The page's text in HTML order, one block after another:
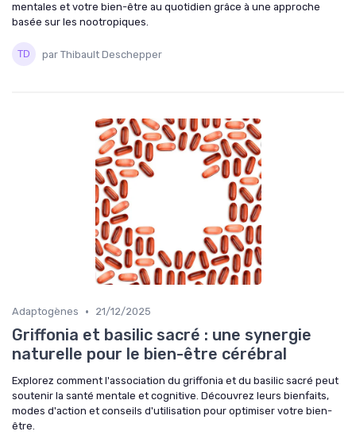
mentales et votre bien-être au quotidien grâce à une approche
basée sur les nootropiques.
par Thibault Deschepper
Adaptogènes • 21/12/2025
Griffonia et basilic sacré : une synergie
naturelle pour le bien-être cérébral
Explorez comment l'association du griffonia et du basilic sacré peut
soutenir la santé mentale et cognitive. Découvrez leurs bienfaits,
modes d'action et conseils d'utilisation pour optimiser votre bien-
être.